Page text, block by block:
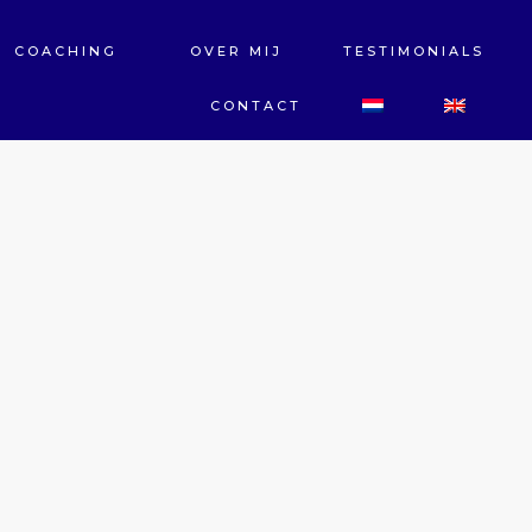
COACHING OVER MIJ TESTIMONIALS
CONTACT